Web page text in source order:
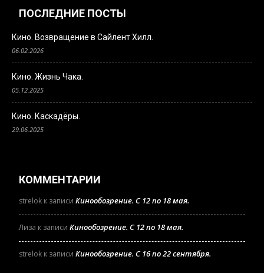
ПОСЛЕДНИЕ ПОСТЫ
Кино. Возвращение в Сайлент Хилл.
06.02.2026
Кино. Жизнь Чака.
05.12.2025
Кино. Каскадёры.
29.06.2025
КОММЕНТАРИИ
strelok к записи Кинообозрение. С 12 по 18 мая.
Лиза к записи Кинообозрение. С 12 по 18 мая.
strelok к записи Кинообозрение. С 16 по 22 сентября.